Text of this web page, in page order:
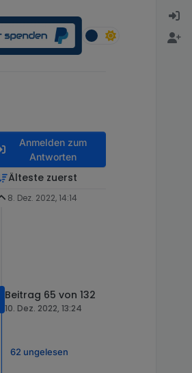
Anmelden zum
Antworten
Älteste zuerst
8. Dez. 2022, 14:14
Beitrag 65 von 132
10. Dez. 2022, 13:24
62 ungelesen